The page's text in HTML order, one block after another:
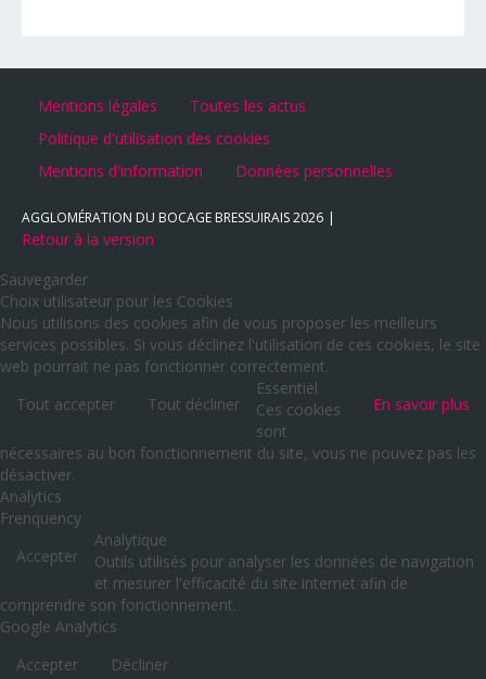
Mentions légales
Toutes les actus
Politique d'utilisation des cookies
Mentions d'information
Données personnelles
AGGLOMÉRATION DU BOCAGE BRESSUIRAIS2026
Retour à la version
Sauvegarder
Choix utilisateur pour les Cookies
Nous utilisons des cookies afin de vous proposer les meilleurs
services possibles. Si vous déclinez l'utilisation de ces cookies, le site
web pourrait ne pas fonctionner correctement.
Tout accepter
Tout décliner En savoir plus
Essentiel
Ces cookies
sont
nécessaires au bon fonctionnement du site, vous ne pouvez pas les
désactiver.
Analytics
Frenquency
Accepter
Analytique
Outils utilisés pour analyser les données de navigation
et mesurer l'efficacité du site internet afin de
comprendre son fonctionnement.
Google Analytics
Accepter
Décliner